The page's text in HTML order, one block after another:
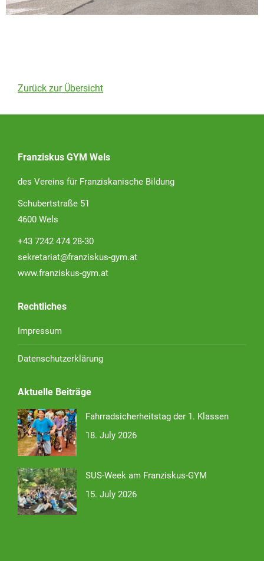
Zurück zur Übersicht
Franziskus GYM Wels
des Vereins für Franziskanische Bildung
Schubertstraße 51
4600 Wels
+43 7242 474 28-30
sekretariat@franziskus-gym.at
www.franziskus-gym.at
Rechtliches
Impressum
Datenschutzerklärung
Aktuelle Beiträge
Fahrradsicherheitstag der 1. Klassen
18. July 2026
SUS-Week am Franziskus-GYM
15. July 2026